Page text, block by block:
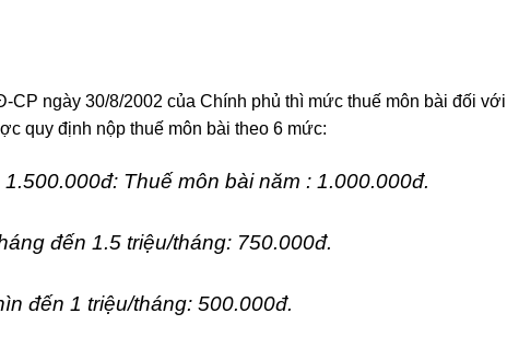
CP ngày 30/8/2002 của Chính phủ thì mức thuế môn bài đối với
quy định nộp thuế môn bài theo 6 mức:
Thuế môn bài năm : 1.000.000đ.
đến 1.5 triệu/tháng: 750.000đ.
đến 1 triệu/tháng: 500.000đ.